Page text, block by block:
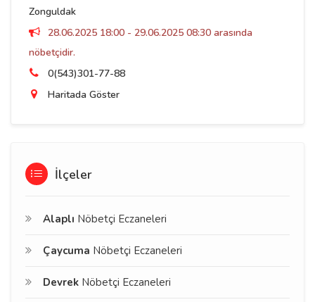
Zonguldak
28.06.2025 18:00 - 29.06.2025 08:30 arasında
nöbetçidir.
0(543)301-77-88
Haritada Göster
İlçeler
Alaplı Nöbetçi Eczaneleri
Çaycuma Nöbetçi Eczaneleri
Devrek Nöbetçi Eczaneleri